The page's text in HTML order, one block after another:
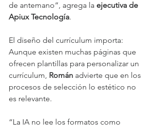
de antemano”, agrega la ejecutiva de
Apiux Tecnología.
El diseño del currículum importa:
Aunque existen muchas páginas que
ofrecen plantillas para personalizar un
currículum, Román advierte que en los
procesos de selección lo estético no
es relevante.
“La IA no lee los formatos como